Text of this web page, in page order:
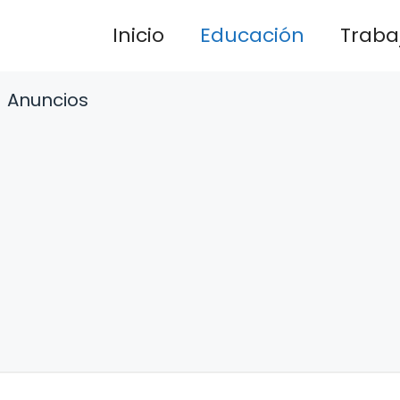
Inicio Educación
Anuncios